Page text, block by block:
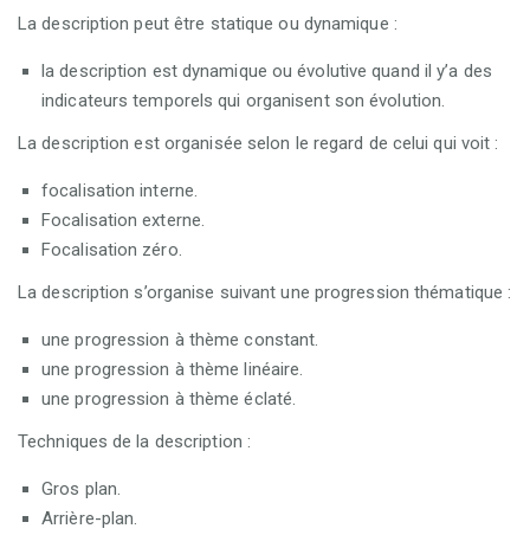
La description peut être statique ou dynamique :
la description est dynamique ou évolutive quand il y’a des
indicateurs temporels qui organisent son évolution.
La description est organisée selon le regard de celui qui voit :
focalisation interne.
Focalisation externe.
Focalisation zéro.
La description s’organise suivant une progression thématique :
une progression à thème constant.
une progression à thème linéaire.
une progression à thème éclaté.
Techniques de la description :
Gros plan.
Arrière-plan.